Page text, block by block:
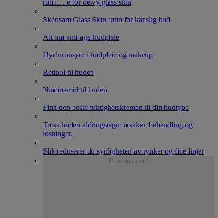
rutin… e for dewy glass skin
Skonsam Glass Skin rutin för känslig hud
Alt om anti-age-hudpleie
Hyaluronsyre i hudpleie og makeup
Retinol til huden
Niacinamid til huden
Finn den beste fuktighetskremen til din hudtype
Tross huden aldringstegn: årsaker, behandling og
løsninger.
Slik reduserer du synligheten av rynker og fine linjer
Previous card